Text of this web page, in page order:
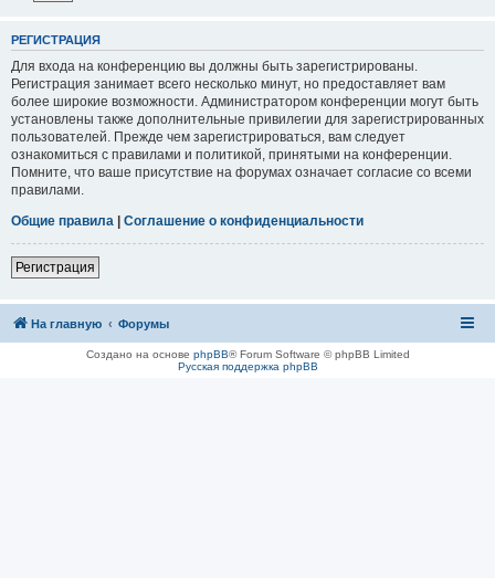
РЕГИСТРАЦИЯ
Для входа на конференцию вы должны быть зарегистрированы.
Регистрация занимает всего несколько минут, но предоставляет вам
более широкие возможности. Администратором конференции могут быть
установлены также дополнительные привилегии для зарегистрированных
пользователей. Прежде чем зарегистрироваться, вам следует
ознакомиться с правилами и политикой, принятыми на конференции.
Помните, что ваше присутствие на форумах означает согласие со всеми
правилами.
Общие правила | Соглашение о конфиденциальности
Регистрация
На главную Форумы
Создано на основе phpBB® Forum Software © phpBB Limited
Русская поддержка phpBB